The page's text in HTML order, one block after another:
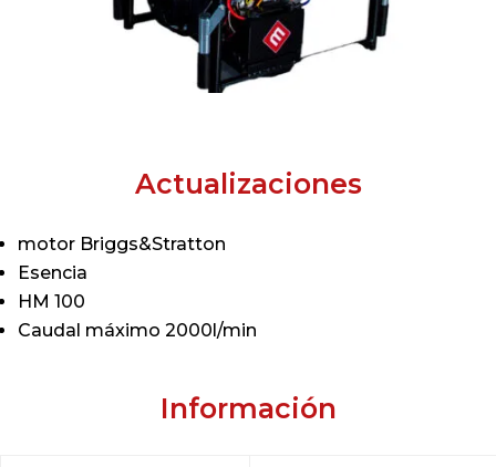
Actualizaciones
motor Briggs&Stratton
Esencia
HM 100
Caudal máximo 2000l/min
Información